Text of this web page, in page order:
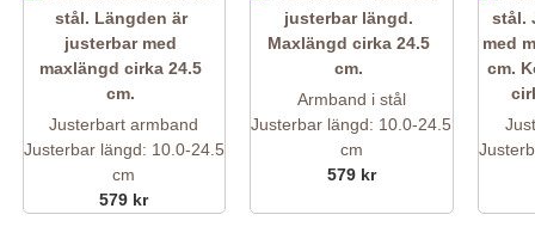
Justerbart armband
Justerbar längd: 10.0-24.5
cm
579 kr
Armband i stål
Justerbar längd: 10.0-24.5
cm
579 kr